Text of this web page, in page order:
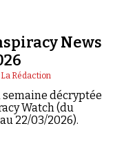
News
La Rédaction
semaine décryptée
Watch (du
22/03/2026).